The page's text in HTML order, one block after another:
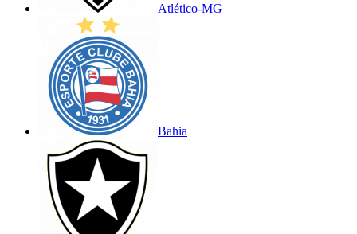
Atlético-MG
Bahia